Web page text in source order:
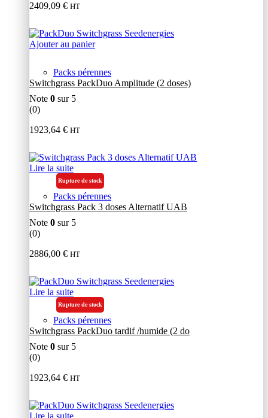
2409,09 € HT
Ajouter au panier
Packs pérennes
Switchgrass PackDuo Amplitude (2 doses)
Note 0 sur 5
(0)
1923,64 € HT
Lire la suite
Rupture de stock
Packs pérennes
Switchgrass Pack 3 doses Alternatif UAB
Note 0 sur 5
(0)
2886,00 € HT
Lire la suite
Rupture de stock
Packs pérennes
Switchgrass PackDuo tardif /humide (2 do
Note 0 sur 5
(0)
1923,64 € HT